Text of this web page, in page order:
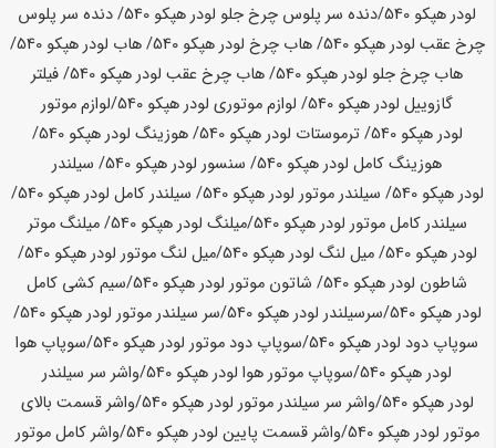
لودرهپکو /دنده سر پلوس چرخ جلو لودرهپکو
/ دنده سر پلوس
چرخ عقب لودرهپکو 540 / هاب چرخ لودرهپکو 540 / هاب لودرهپکو 540
/
هاب چرخ جلو لودرهپکو / هاب چرخ عقب لودرهپکو
/ فیلتر
گازوییل لودرهپکو / لوازم موتوری لودرهپکو
/لوازم موتور
لودرهپکو 540 / ترموستات لودرهپکو 540 / هوزینگ لودرهپکو 540
/
هوزینگ کامل لودرهپکو / سنسور لودرهپکو
/ سیلندر
لودرهپکو 540 / سیلندر موتور لودرهپکو 540 / سیلندر کامل لودرهپکو 540
/
سیلندر کامل موتور لودرهپکو 540 /میلنگ لودرهپکو 540
/ میلنگ موتر
لودرهپکو 540 / میل لنگ لودرهپکو 540 /میل لنگ موتور لودرهپکو 540
/
شاطون لودرهپکو / شاتون موتور لودرهپکو
/سیم کشی کامل
لودرهپکو 540 /سرسیلندر لودرهپکو 540 /سر سیلندر موتور لودرهپکو 540
/
سوپاپ دود لودرهپکو /سوپاپ دود موتور لودرهپکو
/سوپاپ هوا
لودرهپکو /سوپاپ موتور هوا لودرهپکو
/واشر سر سیلندر
لودرهپکو 540 /واشر سر سیلندر موتور لودرهپکو 540
/واشر قسمت بالای
موتور لودرهپکو 540 /واشر قسمت پایین لودرهپکو 540
/واشر کامل موتور